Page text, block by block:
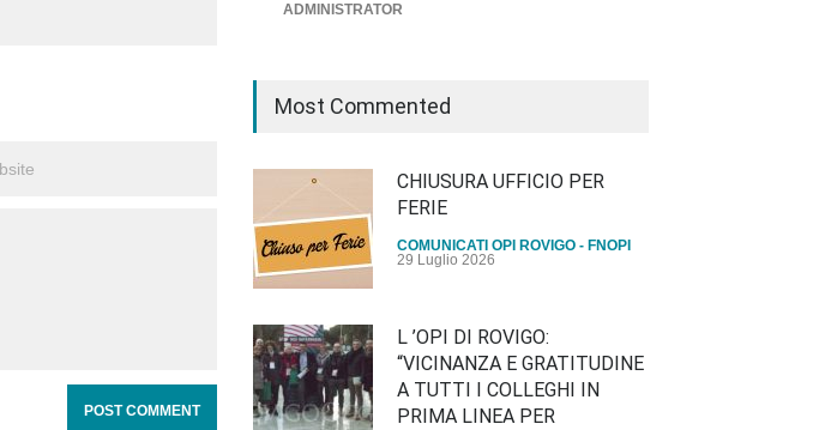
ADMINISTRATOR
Most Commented
CHIUSURA UFFICIO PER
FERIE
COMUNICATI OPI ROVIGO - FNOPI
29 Luglio 2026
L ’OPI DI ROVIGO:
“VICINANZA E GRATITUDINE
A TUTTI I COLLEGHI IN
PRIMA LINEA PER